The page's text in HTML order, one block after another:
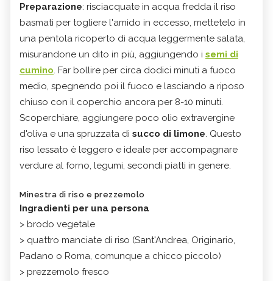
Preparazione: risciacquate in acqua fredda il riso
basmati per togliere l'amido in eccesso, mettetelo in
una pentola ricoperto di acqua leggermente salata,
misurandone un dito in più, aggiungendo i semi di
cumino. Far bollire per circa dodici minuti a fuoco
medio, spegnendo poi il fuoco e lasciando a riposo
chiuso con il coperchio ancora per 8-10 minuti.
Scoperchiare, aggiungere poco olio extravergine
d'oliva e una spruzzata di succo di limone. Questo
riso lessato è leggero e ideale per accompagnare
verdure al forno, legumi, secondi piatti in genere.
Minestra di riso e prezzemolo
Ingradienti per una persona
> brodo vegetale
> quattro manciate di riso (Sant'Andrea, Originario,
Padano o Roma, comunque a chicco piccolo)
> prezzemolo fresco